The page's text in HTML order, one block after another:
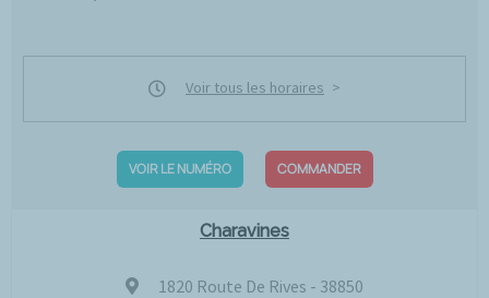
Voir tous les horaires
VOIR LE NUMÉRO COMMANDER
Charavines
1820 Route De Rives - 38850